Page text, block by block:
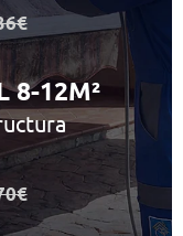
8-12M²